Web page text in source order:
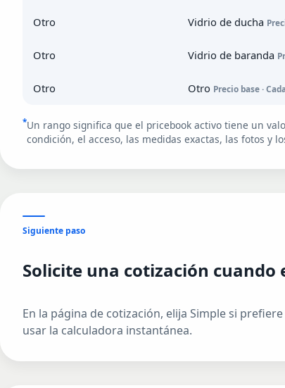
Otro Vidrio de ducha
Otro Vidrio de baranda
Otro Otro Precio base ·
*Un rango significa que el pricebook activo tiene un
condición, el acceso, las medidas exactas, las fotos y
Siguiente paso
Solicite una cotización cuando
En la página de cotización, elija Simple si
usar la calculadora instantánea.